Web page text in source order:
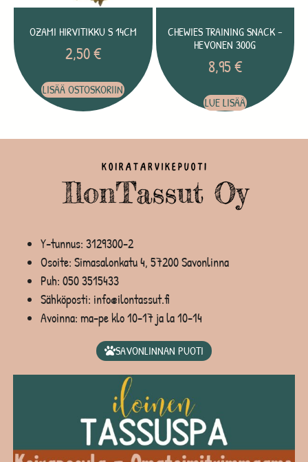
OZAMI HIRVITIKKU S 14CM
2,50€
LISÄÄ OSTOSKORIIN
CHEWIES TRAINING SNACK –
HEVONEN 300G
8,95€
LUE LISÄÄ
Y-tunnus: 3129300-2
Osoite: Simasalonkatu 4, 57200 Savonlinna
Puh: 050 3515433
Sähköposti: info@ilontassut.fi
Avoinna: ma-pe klo 10-17 ja la 10-14
SAVONLINNAN PUOTI